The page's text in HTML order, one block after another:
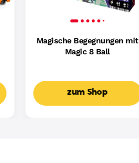
Magische Begegnungen mit
Magic 8 Ball
zum Shop